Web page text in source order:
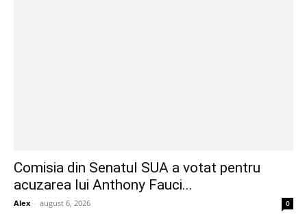
Comisia din Senatul SUA a votat pentru
acuzarea lui Anthony Fauci...
Alex - august 6, 2026 0